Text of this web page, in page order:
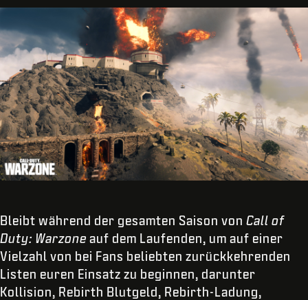
Bleibt während der gesamten Saison von Call of
Duty: Warzone auf dem Laufenden, um auf einer
Vielzahl von bei Fans beliebten zurückkehrenden
Listen euren Einsatz zu beginnen, darunter
Kollision, Rebirth Blutgeld, Rebirth-Ladung,